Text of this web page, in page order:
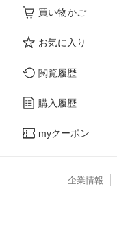
買い物かご
お気に入り
閲覧履歴
購入履歴
myクーポン
企業情報